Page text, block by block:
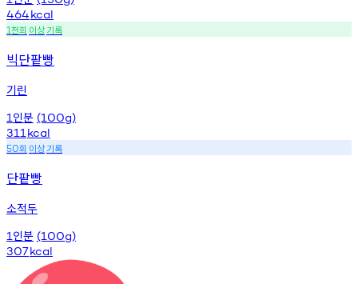
464kcal
1천회 이상기록
빅단팥빵
기린
1 인분 (100g)
311 kcal
50회 이상기록
단팥빵
소적두
1 인분 (100g)
307kcal